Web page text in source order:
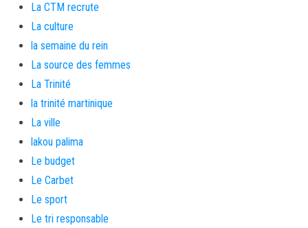
La CTM recrute
La culture
la semaine du rein
La source des femmes
La Trinité
la trinité martinique
La ville
lakou palima
Le budget
Le Carbet
Le sport
Le tri responsable